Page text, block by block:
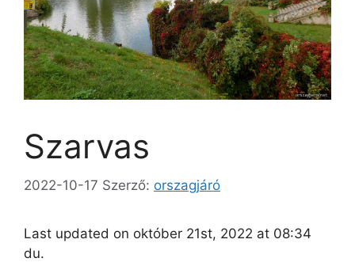
Szarvas
2022-10-17 Szerző: orszagjáró
Last updated on október 21st, 2022 at 08:34
du.